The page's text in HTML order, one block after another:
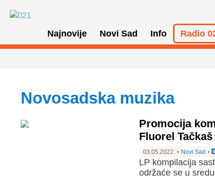
Najnovije Novi Sad Info Radio
Novosadska muzika
Promocija
Fluorel Tačkaš
03.05.2022. • Novi Sad •
LP kompilacija
održaće se u